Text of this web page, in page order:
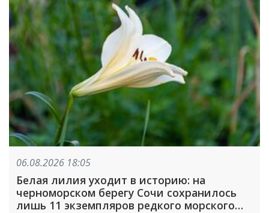
06.08.2026 18:05
Белая лилия уходит в историю: на
черноморском берегу Сочи сохранилось
лишь 11 экземпляров редкого морского